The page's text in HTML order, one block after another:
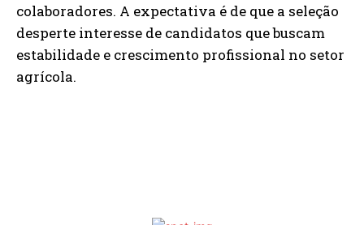
colaboradores. A expectativa é de que a seleção
desperte interesse de candidatos que buscam
estabilidade e crescimento profissional no setor
agrícola.